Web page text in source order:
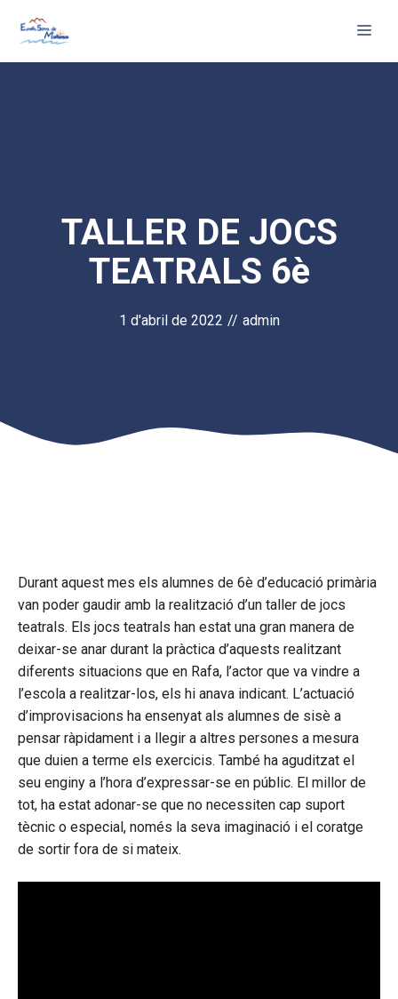
TALLER DE JOCS
TEATRALS 6è
1 d'abril de 2022 // admin
Durant aquest mes els alumnes de 6è d’educació primària
van poder gaudir amb la realització d’un taller de jocs
teatrals. Els jocs teatrals han estat una gran manera de
deixar-se anar durant la pràctica d’aquests realitzant
diferents situacions que en Rafa, l’actor que va vindre a
l’escola a realitzar-los, els hi anava indicant. L’actuació
d’improvisacions ha ensenyat als alumnes de sisè a
pensar ràpidament i a llegir a altres persones a mesura
que duien a terme els exercicis. També ha aguditzat el
seu enginy a l’hora d’expressar-se en públic. El millor de
tot, ha estat adonar-se que no necessiten cap suport
tècnic o especial, només la seva imaginació i el coratge
de sortir fora de si mateix.